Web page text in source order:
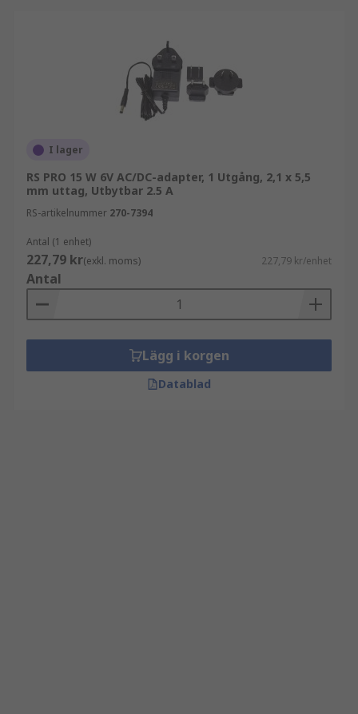
I lager
RS PRO 15 W 6V AC/DC-adapter, 1 Utgång, 2,1 x 5,5
mm uttag, Utbytbar 2.5 A
RS-artikelnummer 270-7394
Antal (1 enhet)
227,79 kr(exkl. moms) 227,79 kr/enhet
Antal
Lägg i korgen
Datablad